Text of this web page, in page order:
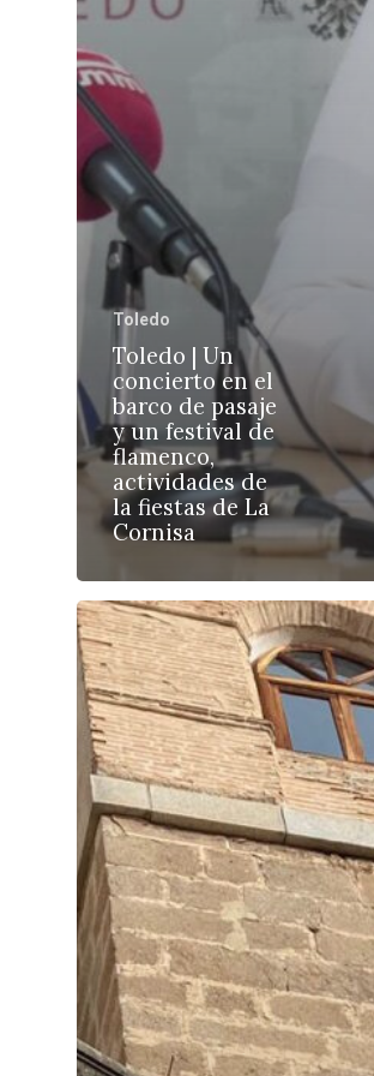
Toledo
Toledo | Un
concierto en el
barco de pasaje
y un festival de
flamenco,
actividades de
la fiestas de La
Cornisa